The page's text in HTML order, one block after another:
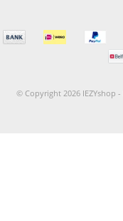
© Copyright 2026 IEZYshop -